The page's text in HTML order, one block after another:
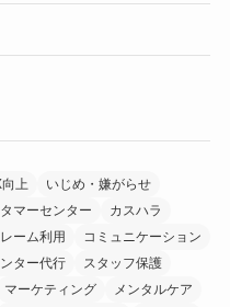
上
いじめ・嫌がらせ
マーセンター
カスハラ
ーム利用
コミュニケーション
ター代行
スタッフ保護
マーケティング
メンタルケア